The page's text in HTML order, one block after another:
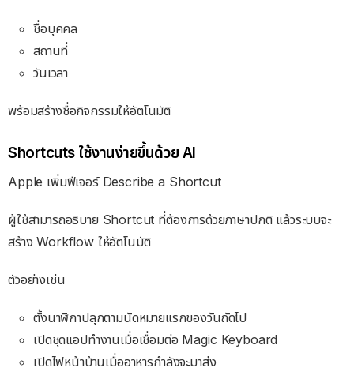
ชื่อบุคคล
สถานที่
วันเวลา
พร้อมสร้างชื่อกิจกรรมให้อัตโนมัติ
Shortcuts ใช้งานง่ายขึ้นด้วย AI
Apple เพิ่มฟีเจอร์ Describe a Shortcut
ผู้ใช้สามารถอธิบาย Shortcut ที่ต้องการด้วยภาษาปกติ แล้วระบบจะ
สร้าง Workflow ให้อัตโนมัติ
ตัวอย่างเช่น
ตั้งนาฬิกาปลุกตามนัดหมายแรกของวันถัดไป
เปิดชุดแอปทำงานเมื่อเชื่อมต่อ Magic Keyboard
เปิดไฟหน้าบ้านเมื่ออาหารกำลังจะมาส่ง